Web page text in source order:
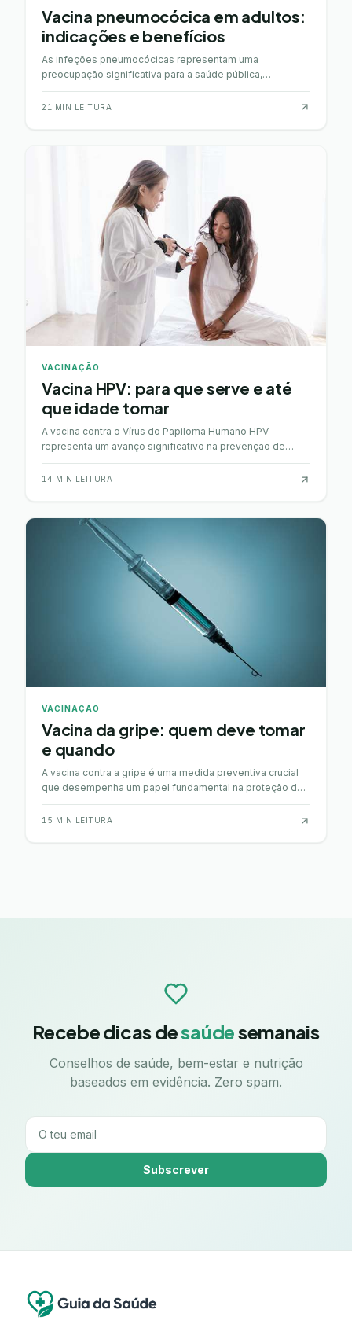
Vacina pneumocócica em adultos:
indicações e benefícios
As infeções pneumocócicas representam uma
preocupação significativa para a saúde pública,
especialmente em adultos, podendo causar doenças
graves como pneu…
21 MIN LEITURA
VACINAÇÃO
Vacina HPV: para que serve e até
que idade tomar
A vacina contra o Vírus do Papiloma Humano HPV
representa um avanço significativo na prevenção de
diversas doenças graves, incluindo certos tipos de
cancro…
14 MIN LEITURA
VACINAÇÃO
Vacina da gripe: quem deve tomar
e quando
A vacina contra a gripe é uma medida preventiva crucial
que desempenha um papel fundamental na proteção da
saúde pública. A gripe, ou influenza, é uma infe…
15 MIN LEITURA
Recebe dicas desaúdesemanais
Conselhos de saúde, bem-estar e nutrição
baseados em evidência. Zero spam.
Subscrever